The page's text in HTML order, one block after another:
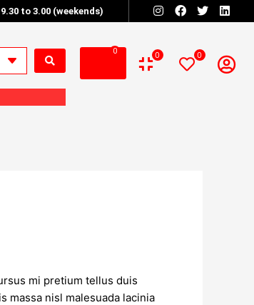
to 3.00 (weekends)
0 0 0
mi pretium tellus duis
massa nisl malesuada lacinia